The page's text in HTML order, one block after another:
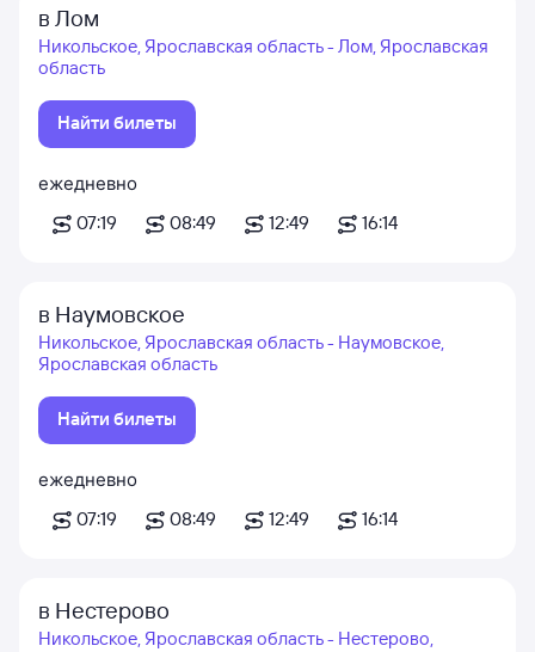
в Лом
Никольское, Ярославская область - Лом, Ярославская
область
Найти билеты
ежедневно
07:19
08:49 12:49 16:14
в Наумовское
Никольское, Ярославская область - Наумовское,
Ярославская область
Найти билеты
ежедневно
07:19
08:49 12:49 16:14
в Нестерово
Никольское, Ярославская область - Нестерово,